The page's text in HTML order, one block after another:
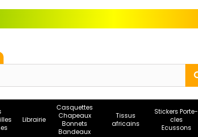
Librairie
Casquettes
Chapeaux
Bonnets
Bandeaux
Tissus
africains
Stickers Porte-
cles
Ecussons